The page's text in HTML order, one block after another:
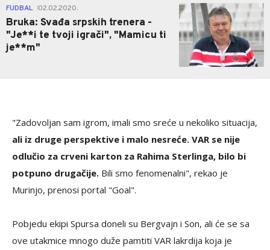
FUDBAL 02.02.2020.
Bruka: Svađa srpskih trenera -
"Je**i te tvoji igrači", "Mamicu ti
je**m"
0
"Zadovoljan sam igrom, imali smo sreće u nekoliko situacija,
ali iz druge perspektive i malo nesreće. VAR se nije
odlučio za crveni karton za Rahima Sterlinga, bilo bi
potpuno drugačije. Bili smo fenomenalni", rekao je
Murinjo, prenosi portal "Goal".
Pobjedu ekipi Spursa doneli su Bergvajn i Son, ali će se sa
ove utakmice mnogo duže pamtiti VAR lakrdija koja je